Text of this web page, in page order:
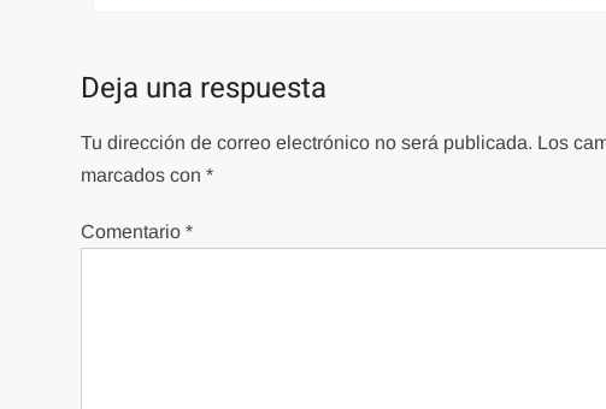
entradas
Deja una respuesta
Tu dirección de correo electrónico no será publicada. Los
marcados con*
Comentario*